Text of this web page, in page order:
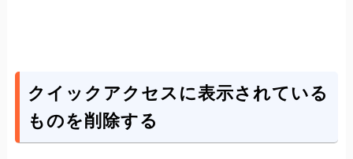
クイックアクセスに表示されている
ものを削除する